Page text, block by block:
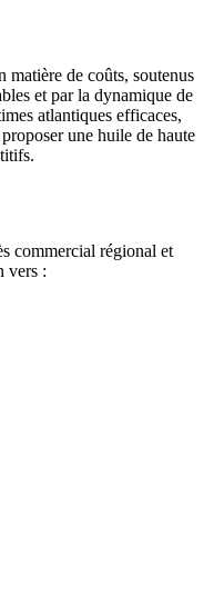
matière de coûts, soutenus
et par la dynamique de
atlantiques efficaces,
une huile de haute
commercial régional et
vers :